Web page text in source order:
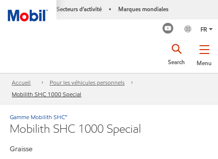
Secteurs d’activité • Marques mondiales
FR
Menu
Search
Accueil
Pour les véhicules personnels
Mobilith SHC 1000 Special
Gamme Mobilith SHC™
Mobilith SHC 1000 Special
Graisse